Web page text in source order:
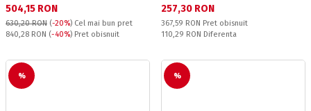
Текуща цена:
504,15 RON
630,20 RON (-20%) Cel mai bun pret
Pret obisnuit:
840,28 RON (-40%) Pret obisnuit
Текуща цена:
257,30 RON
Pret obisnuit:
367,59 RON Pret obisnuit
Спестявате:
110,29 RON Diferenta
% %